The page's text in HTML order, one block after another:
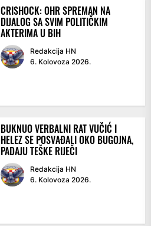
CRISHOCK: OHR SPREMAN NA
DIJALOG SA SVIM POLITIČKIM
AKTERIMA U BIH
Redakcija HN
6. Kolovoza 2026.
BUKNUO VERBALNI RAT VUČIĆ I
HELEZ SE POSVAĐALI OKO BUGOJNA,
PADAJU TEŠKE RIJEČI
Redakcija HN
6. Kolovoza 2026.